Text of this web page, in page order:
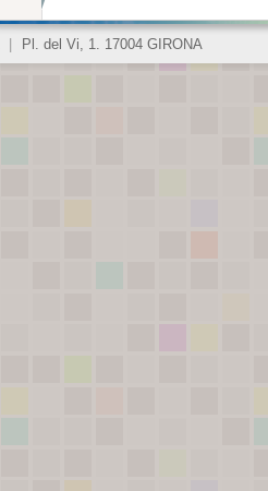
Pl. del Vi, 1. 17004 GIRONA